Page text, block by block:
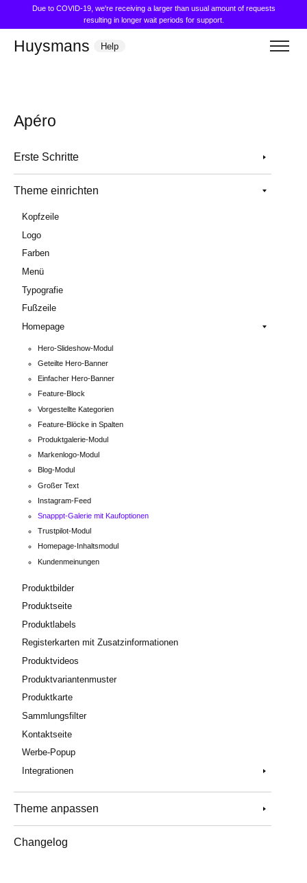
Due to COVID-19, we're receiving a larger than usual amount of requests
resulting in longer wait periods for support.
Huysmans Help
Apéro
Erste Schritte
Theme einrichten
Kopfzeile
Logo
Farben
Menü
Typografie
Fußzeile
Homepage
Hero-Slideshow-Modul
Geteilte Hero-Banner
Einfacher Hero-Banner
Feature-Block
Vorgestellte Kategorien
Feature-Blöcke in Spalten
Produktgalerie-Modul
Markenlogo-Modul
Blog-Modul
Großer Text
Instagram-Feed
Snapppt-Galerie mit Kaufoptionen
Trustpilot-Modul
Homepage-Inhaltsmodul
Kundenmeinungen
Produktbilder
Produktseite
Produktlabels
Registerkarten mit Zusatzinformationen
Produktvideos
Produktvariantenmuster
Produktkarte
Sammlungsfilter
Kontaktseite
Werbe-Popup
Integrationen
Theme anpassen
Changelog